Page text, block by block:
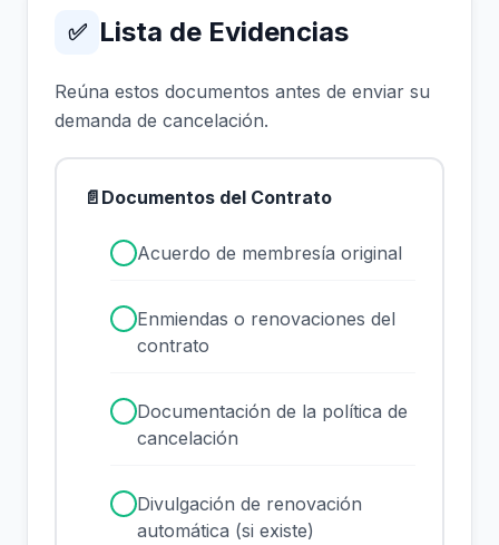
✅ Lista de Evidencias
Reúna estos documentos antes de enviar su
demanda de cancelación.
📄 Documentos del Contrato
Acuerdo de membresía original
Enmiendas o renovaciones del
contrato
Documentación de la política de
cancelación
Divulgación de renovación
automática (si existe)